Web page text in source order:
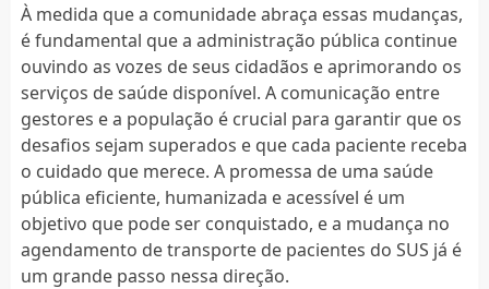
À medida que a comunidade abraça essas mudanças,
é fundamental que a administração pública continue
ouvindo as vozes de seus cidadãos e aprimorando os
serviços de saúde disponível. A comunicação entre
gestores e a população é crucial para garantir que os
desafios sejam superados e que cada paciente receba
o cuidado que merece. A promessa de uma saúde
pública eficiente, humanizada e acessível é um
objetivo que pode ser conquistado, e a mudança no
agendamento de transporte de pacientes do SUS já é
um grande passo nessa direção.